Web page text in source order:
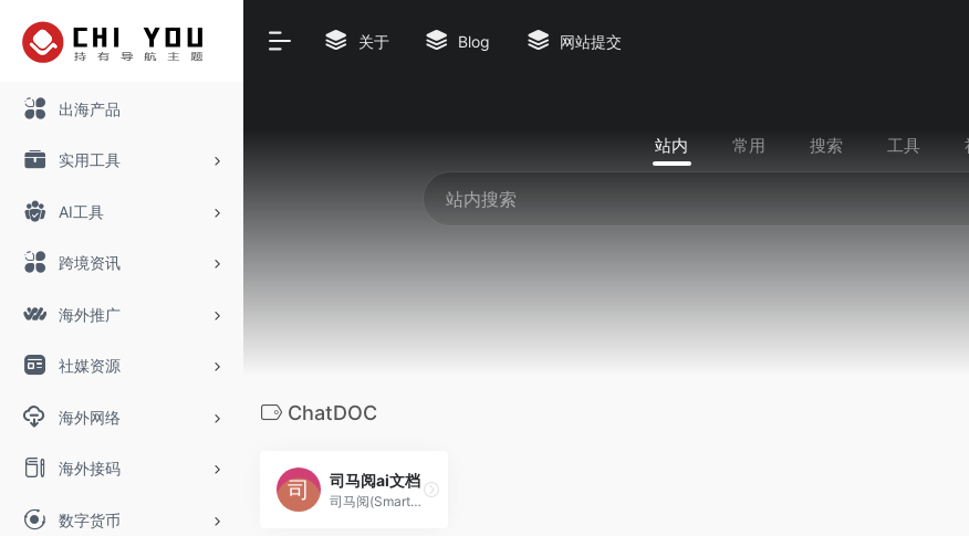
出海产品
实用工具
AI工具
跨境资讯
海外推广
社媒资源
海外网络
海外接码
数字货币
关于 Blog 网站提交
站内 常用 搜索 工具
ChatDOC
司马阅ai文档
司马阅(SmartRead)，是一款AI文档阅读分析工具，基于AI人工智能技术、智能文档技术，快速从复杂文档提取信息。 通过聊天互动形式，精准、灵活地获取关键信息及灵感，极大节省文档阅读和信息检索时间，高效应用于工作、学习场景，如读行业市场报告、产品手册、法律文档、论文文献、电子书等。AI智能革命已经到来，这只是一个开始！